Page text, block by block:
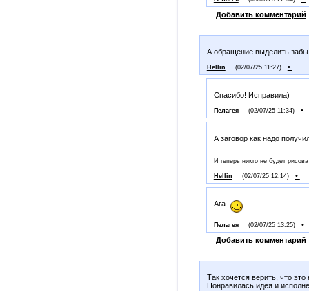
Добавить комментарий
А обращение выделить
Hellin (02/07/25 11:27) •
Спасибо! Исправила)
Пелагея (02/07/25 11:34) •
А заговор как надо
И теперь никто не будет
Hellin (02/07/25 12:14) •
Ага
Пелагея (02/07/25 13:25)
•
Добавить комментарий
Так хочется верить, что
Понравилась идея и